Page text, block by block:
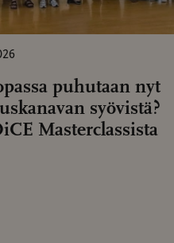
puhutaan nyt
syövistä?
Masterclassista